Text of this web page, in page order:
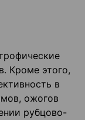
Кроме этого,
в
ожогов
рубцово-